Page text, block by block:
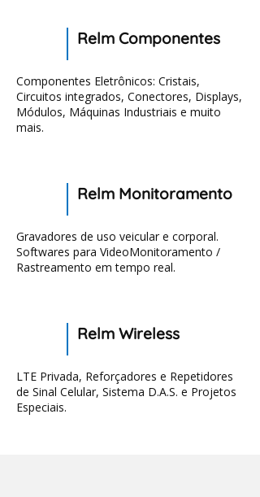
Relm Componentes
Componentes Eletrônicos: Cristais,
Circuitos integrados, Conectores, Displays,
Módulos, Máquinas Industriais e muito
mais.
Relm Monitoramento
Gravadores de uso veicular e corporal.
Softwares para VideoMonitoramento /
Rastreamento em tempo real.
Relm Wireless
LTE Privada, Reforçadores e Repetidores
de Sinal Celular, Sistema D.A.S. e Projetos
Especiais.